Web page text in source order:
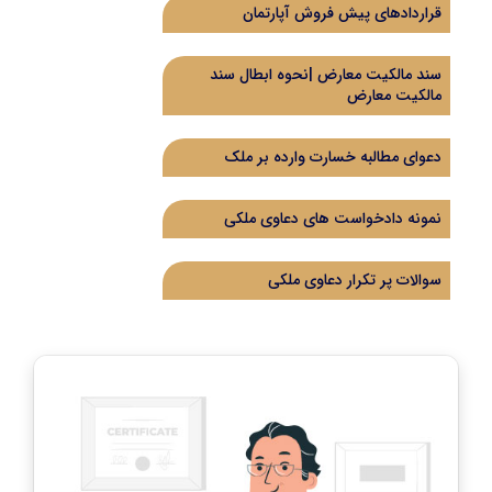
قراردادهای پیش فروش آپارتمان
سند مالکیت معارض |نحوه ابطال سند
مالکیت معارض
دعوای مطالبه خسارت وارده بر ملک
نمونه دادخواست های دعاوی ملکی
سوالات پر تکرار دعاوی ملکی